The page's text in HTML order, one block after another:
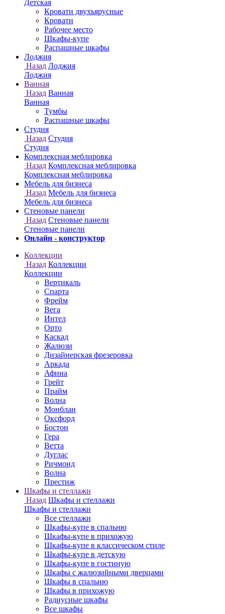
Онлайн - конструктор